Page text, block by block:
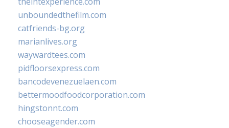
unboundedthefilm.com
catfriends-bg.org
marianlives.org
waywardtees.com
pidfloorsexpress.com
bancodevenezuelaen.com
bettermoodfoodcorporation.com
hingstonnt.com
chooseagender.com